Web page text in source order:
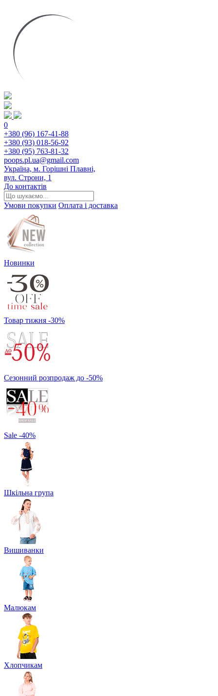
0
+380 (96) 167-41-88
+380 (93) 018-56-92
+380 (95) 763-81-32
poops.pl.ua@gmail.com
Україна, м. Горішні Плавні,
вул. Строни, 1
До контактів
Умови покупки Оплата і доставка
Новинки
Товар тижня -30%
Сезонний розпродаж до -50%
Sale -40%
Шкільна група
Вишиванки
Малюкам
Хлопчикам